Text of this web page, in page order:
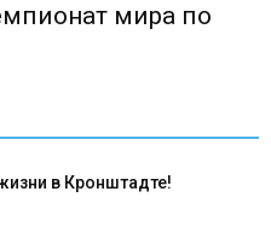
мира по
в Кронштадте!